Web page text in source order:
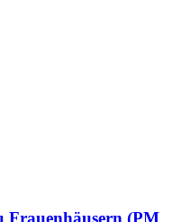
Frauenhäusern (PM